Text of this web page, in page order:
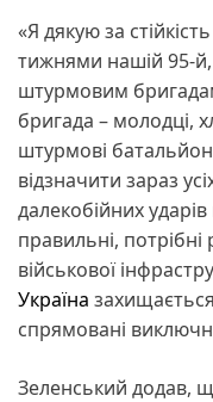
«Я дякую за
тижнями нашій 95-
штурмовим
бригада – молодці,
штурмові
відзначити зараз
далекобійних ударів
правильні,
військової
Україна захищається
спрямовані
Зеленський додав,